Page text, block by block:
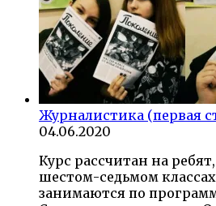
Журналистика (первая
04.06.2020
Курс рассчитан на
шестом-седьмом
занимаются по